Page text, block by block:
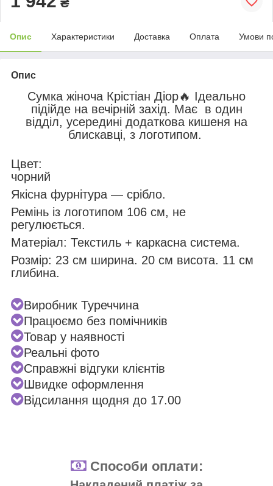
Опис Характеристики Доставка Оплата Умови
Опис
Сумка жіноча Крістіан Діор🔥 Ідеально
підійде на вечірній захід. Має в один
відділ, усередині додаткова кишеня на
блискавці, з логотипом.
Цвет:
чорний
Якісна фурнітура — срібло.
Ремінь із логотипом 106 см, не
регулюється.
Матеріал: Текстиль + каркасна система.
Розмір: 23 см ширина. 20 см висота. 11 см
глибина.
Виробник Туреччина
Працюємо без помічників
Товар у наявності
Реальні фото
Справжні відгуки клієнтів
Швидке оформлення
Відсилання щодня до 17.00
Способи оплати: